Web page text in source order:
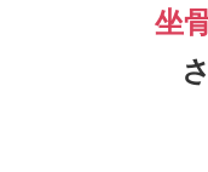
坐